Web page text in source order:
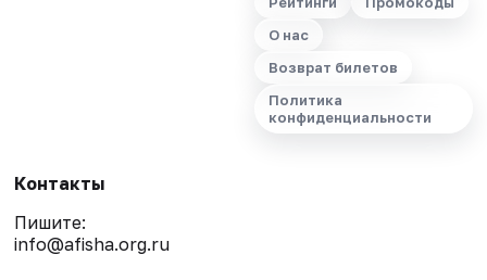
О нас
Возврат билетов
Политика
конфиденциальности
Контакты
Пишите:
info@afisha.org.ru